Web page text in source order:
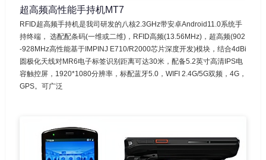
超高频高性能手持机MT7
RFID超高频手持机是我司研发的八核2.3GHz带安卓Android11.0系统手
持终端， 选配配条码(一维或二维)，RFID高频(13.56MHz)，超高频(902
-928MHz高性能基于IMPINJ E710/R2000芯片深度开发)模块，结合4dBi
圆极化天线对MR6电子标签识别距离可达30米，配备5.2英寸高清IPS电
容触控屏，1920*1080分辨率，标配蓝牙5.0，WIFI 2.4G/5G双频，4G，
GPS。可广泛